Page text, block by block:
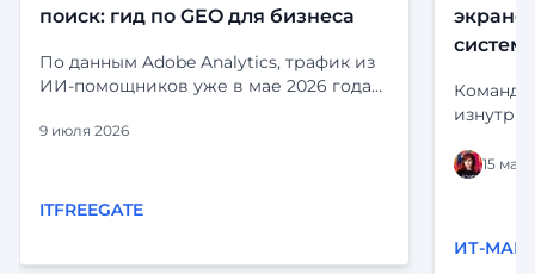
поиск: гид по GEO для бизнеса
По данным Adobe Analytics, трафик из
ИИ-помощников уже в мае 2026 года
визит, чем органический поиск.
— они дольше остаются, глубже
9 июля 2026
ITFREEGATE
Команда
15 мая
ИТ-